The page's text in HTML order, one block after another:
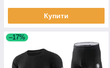
Купити
–17%